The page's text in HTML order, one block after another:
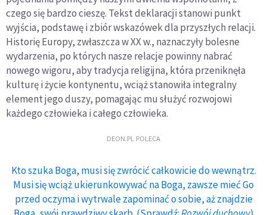
czego się bardzo cieszę. Tekst deklaracji stanowi punkt
wyjścia, podstawę i zbiór wskazówek dla przyszłych relacji.
Historię Europy, zwłaszcza w XX w., naznaczyły bolesne
wydarzenia, po których nasze relacje powinny nabrać
nowego wigoru, aby tradycja religijna, która przeniknęła
kulturę i życie kontynentu, wciąż stanowiła integralny
element jego duszy, pomagając mu służyć rozwojowi
każdego człowieka i całego człowieka.
DEON.PL POLECA
Kto szuka Boga, musi się zwrócić całkowicie do wewnątrz.
Musi się wciąż ukierunkowywać na Boga, zawsze mieć Go
przed oczyma i wytrwale zapominać o sobie, aż znajdzie